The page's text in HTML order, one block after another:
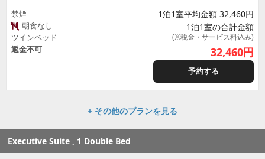
禁煙
朝食なし
ツインベッド
返金不可
1泊1室平均金額 32,460円
1泊1室の合計金額
(※税金・サービス料込み)
32,460円
予約する
+ その他のプランを見る
Executive Suite , 1 Double Bed